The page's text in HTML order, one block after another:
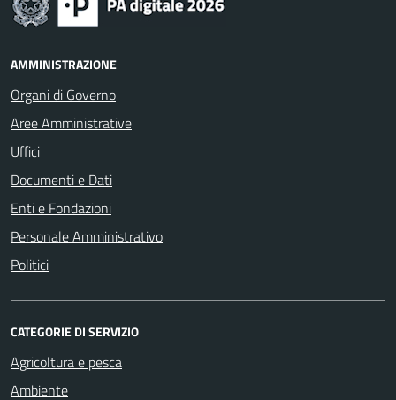
AMMINISTRAZIONE
Organi di Governo
Aree Amministrative
Uffici
Documenti e Dati
Enti e Fondazioni
Personale Amministrativo
Politici
CATEGORIE DI SERVIZIO
Agricoltura e pesca
Ambiente